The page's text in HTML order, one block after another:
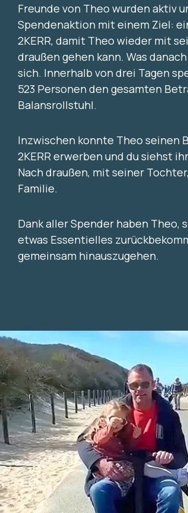
Freunde von Theo wurden aktiv
Spendenaktion mit einem Ziel:
2KERR, damit Theo wieder mit
draußen gehen kann. Was
sich. Innerhalb von drei Tagen
523 Personen den gesamten
Balansrollstuhl.
Inzwischen konnte Theo seinen
2KERR erwerben und du siehst
Nach draußen, mit seiner
Familie.
Dank aller Spender haben Theo,
etwas Essentielles
gemeinsam hinauszugehen.